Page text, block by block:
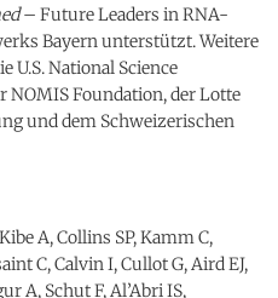
– Future Leaders in RNA-
Bayern unterstützt. Weitere
U.S. National Science
NOMIS Foundation, der Lotte
und dem Schweizerischen
A, Collins SP, Kamm C,
C, Calvin I, Cullot G, Aird EJ,
A, Schut F, Al’Abri IS,